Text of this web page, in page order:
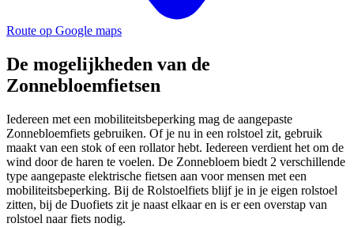
Route op Google maps
De mogelijkheden van de
Zonnebloemfietsen
Iedereen met een mobiliteitsbeperking mag de aangepaste
Zonnebloemfiets gebruiken. Of je nu in een rolstoel zit, gebruik
maakt van een stok of een rollator hebt. Iedereen verdient het om de
wind door de haren te voelen. De Zonnebloem biedt 2 verschillende
type aangepaste elektrische fietsen aan voor mensen met een
mobiliteitsbeperking. Bij de Rolstoelfiets blijf je in je eigen rolstoel
zitten, bij de Duofiets zit je naast elkaar en is er een overstap van
rolstoel naar fiets nodig.